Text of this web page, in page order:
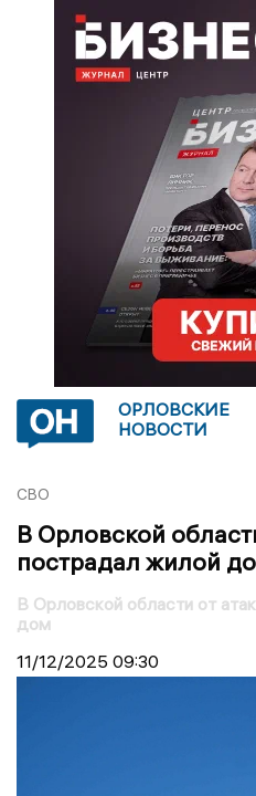
ОРЛОВСКИЕ
НОВОСТИ
СВО
В Орловской
пострадал жилой
В Орловской области от
дом
11/12/2025 09:30